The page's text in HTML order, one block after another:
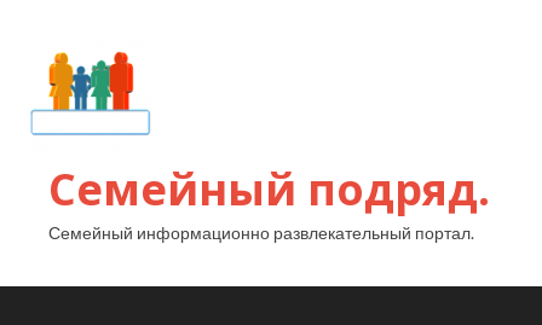
Семейный подряд.
Семейный информационно развлекательный портал.